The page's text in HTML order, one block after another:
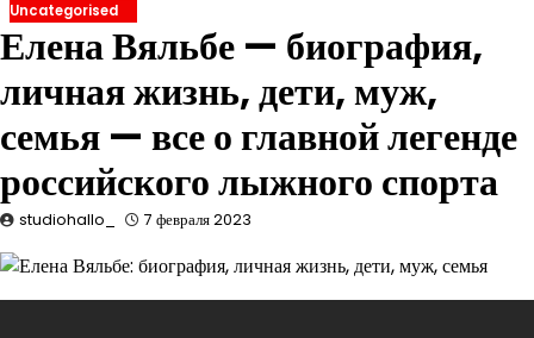
Uncategorised
Елена Вяльбе — биография,
личная жизнь, дети, муж,
семья — все о главной легенде
российского лыжного спорта
studiohallo_ 7 февраля 2023